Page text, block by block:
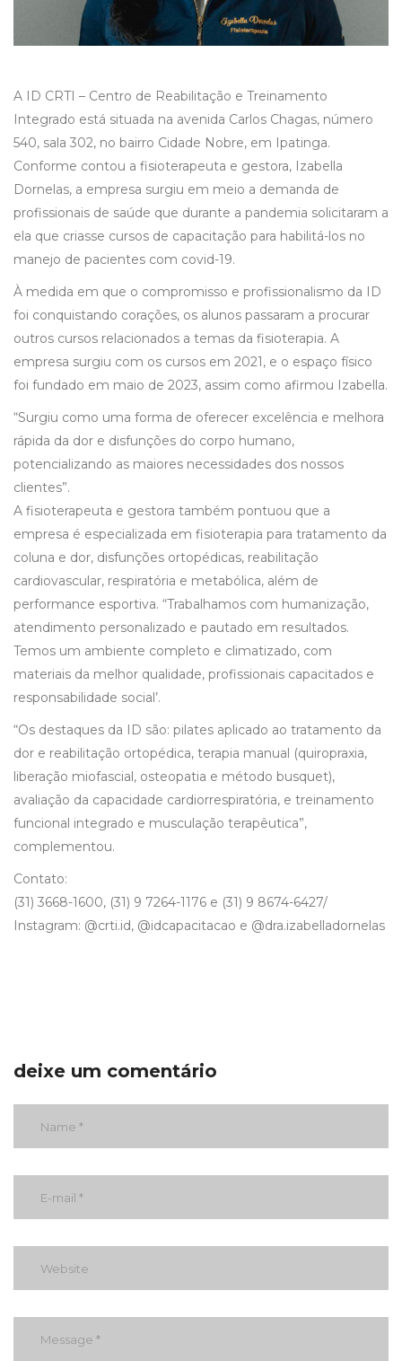
A ID CRTI – Centro de Reabilitação e Treinamento
Integrado está situada na avenida Carlos Chagas, número
540, sala 302, no bairro Cidade Nobre, em Ipatinga.
Conforme contou a fisioterapeuta e gestora, Izabella
Dornelas, a empresa surgiu em meio a demanda de
profissionais de saúde que durante a pandemia solicitaram a
ela que criasse cursos de capacitação para habilitá-los no
manejo de pacientes com covid-19.
À medida em que o compromisso e profissionalismo da ID
foi conquistando corações, os alunos passaram a procurar
outros cursos relacionados a temas da fisioterapia. A
empresa surgiu com os cursos em 2021, e o espaço físico
foi fundado em maio de 2023, assim como afirmou Izabella.
“Surgiu como uma forma de oferecer excelência e melhora
rápida da dor e disfunções do corpo humano,
potencializando as maiores necessidades dos nossos
clientes”.
A fisioterapeuta e gestora também pontuou que a
empresa é especializada em fisioterapia para tratamento da
coluna e dor, disfunções ortopédicas, reabilitação
cardiovascular, respiratória e metabólica, além de
performance esportiva. “Trabalhamos com humanização,
atendimento personalizado e pautado em resultados.
Temos um ambiente completo e climatizado, com
materiais da melhor qualidade, profissionais capacitados e
responsabilidade social’.
“Os destaques da ID são: pilates aplicado ao tratamento da
dor e reabilitação ortopédica, terapia manual (quiropraxia,
liberação miofascial, osteopatia e método busquet),
avaliação da capacidade cardiorrespiratória, e treinamento
funcional integrado e musculação terapêutica”,
complementou.
Contato:
(31) 3668-1600, (31) 9 7264-1176 e (31) 9 8674-6427/
Instagram: @crti.id, @idcapacitacao e @dra.izabelladornelas
deixe um comentário